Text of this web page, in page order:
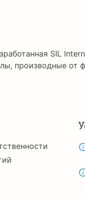
SIL
производные от